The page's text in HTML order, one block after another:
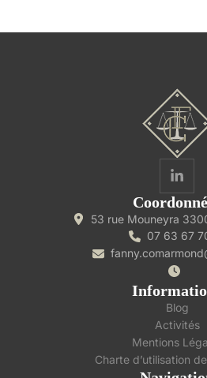
53 rue Mouneyra
07 63 67
Blog
Activités
Mentions
Charte d’utilisation